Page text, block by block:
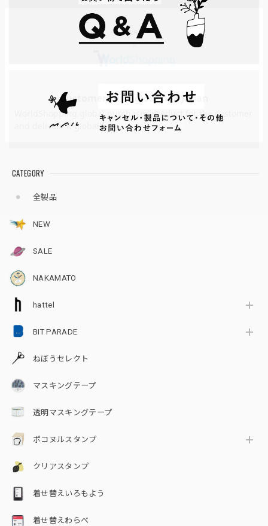
CATEGORY
全製品
NEW
SALE
NAKAMATO
hattel
BIT PARADE
ねぼうセレクト
マスキングテープ
透明マスキングテープ
ポコヌルスタンプ
クリアスタンプ
着せ替えいろもよう
着せ替えわらべ